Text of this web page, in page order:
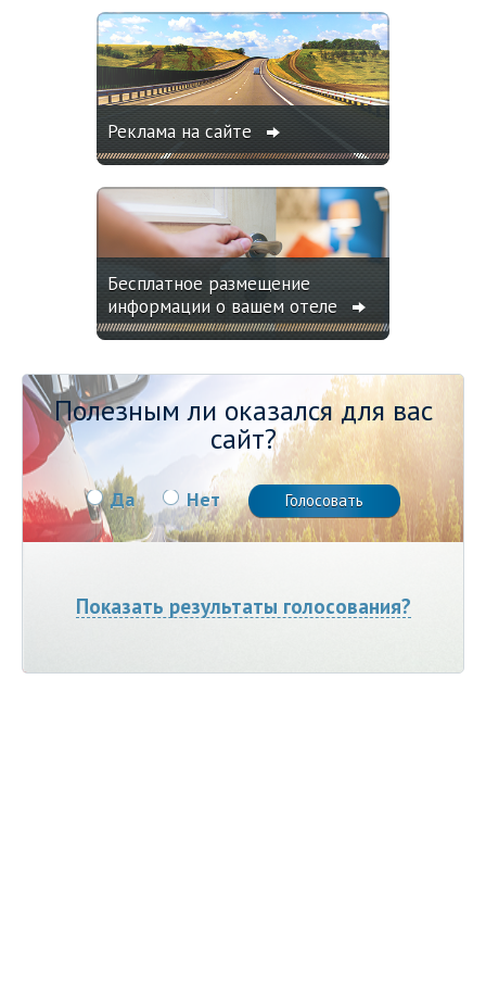
Реклама на сайте
Бесплатное размещение
информации о вашем отеле
Полезным ли оказался для вас
сайт?
Да Нет
Показать результаты голосования?